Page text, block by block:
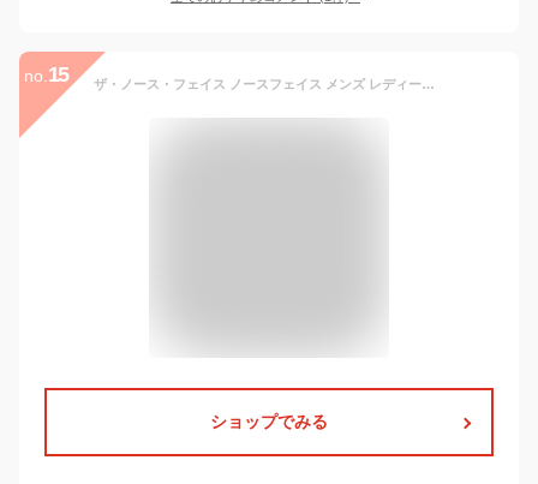
no. 15 ザ・ノース・フェイス ノースフェイス メンズ レディース ランニングウェア 帽子 プロンプトキャップ ニュートープ NN42372 NT Prompt
ショップでみる